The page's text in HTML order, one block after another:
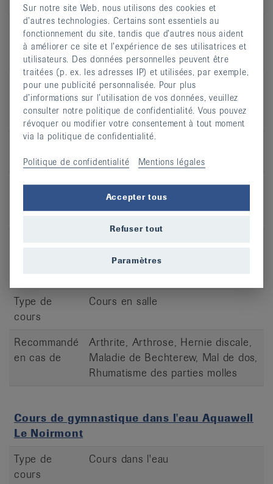
Recommandé
en cas de
Arthrose, Hernie discale,
Ostéoporose, Mal de dos, Risque
de chute
Cours de gymnastique pour le dos
Porrentruy
Type de
cours
Cours en salle
Recommandé
Arthrose, Hernie discale,
Ostéoporose, Mal de dos, Risque
de chute
Cours Harmonie et Stabilité - méthode
Type de
cours
Cours en salle
Recommandé
en cas de
Arthrite, Arthrose, Hernie discale,
Maladie de Bechterew, Mal de dos,
Rhumatisme des parties molles
Cours de gymnastique dans l'eau Aquawell
Le Noirmont
Type de
cours
Cours dans l'eau
Sur notre site Web, nous utilisons des cookies et
d’autres technologies. Certains sont essentiels au
fonctionnement du site, tandis que d’autres nous aident
à améliorer ce site et l’expérience de ses utilisatrices et
utilisateurs. Des données personnelles peuvent être
traitées (p. ex. les adresses IP) et utilisées, par exemple,
pour une publicité personnalisée. Pour plus
d’informations sur l’utilisation de vos données, veuillez
consulter notre politique de confidentialité. Vous pouvez
révoquer ou modifier votre consentement à tout moment
via la politique de confidentialité.
Politique de confidentialité Mentions légales
Accepter tous
Refuser tout
Paramètres